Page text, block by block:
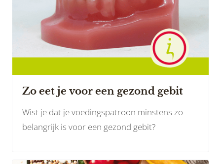
Zo eet je voor een gezond gebit
Wist je dat je voedingspatroon minstens zo
belangrijk is voor een gezond gebit?